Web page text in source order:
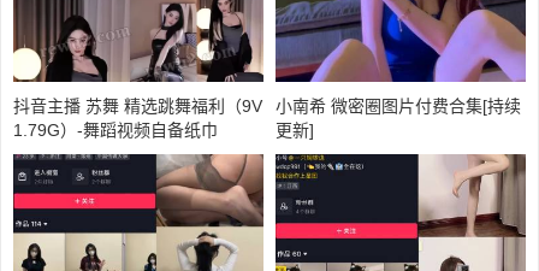
抖音主播 苏舞 精选跳舞福利（9V
1.79G）-舞蹈视频自备纸巾
小南希 微密圈图片付费合集[持续
更新]